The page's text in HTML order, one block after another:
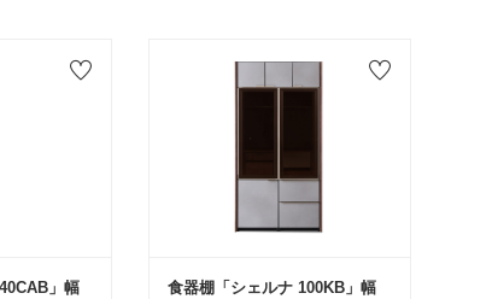
」幅
食器棚「シェルナ 100KB」幅